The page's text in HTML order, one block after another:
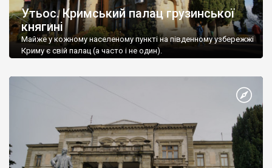
Утьос. Кримський палац грузинської
княгині
Майже у кожному населеному пункті на південному узбережжі
Криму є свій палац (а часто і не один).